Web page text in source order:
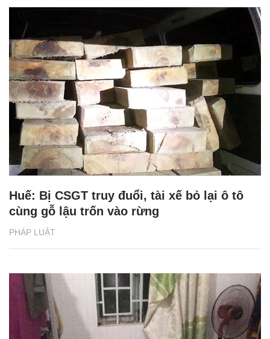
PHÁP LUẬT
Huế: Bị CSGT truy đuổi, tài xế bỏ lại ô tô
cùng gỗ lậu trốn vào rừng